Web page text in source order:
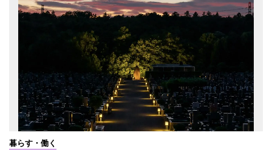
暮らす・働く